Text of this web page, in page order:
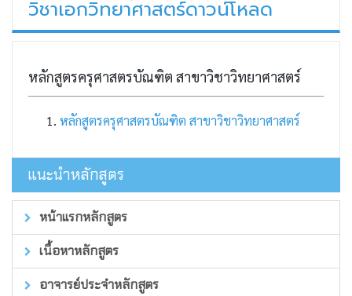
วิชาเอกวิทยาศาสตร์ดาวน์โหลด
หลักสูตรครุศาสตรบัณฑิต สาขาวิชาวิทยาศาสตร์
หลักสูตรครุศาสตรบัณฑิต สาขาวิชาวิทยาศาสตร์
แนะนำหลักสูตร
หน้าแรกหลักสูตร
เนื้อหาหลักสูตร
อาจารย์ประจำหลักสูตร